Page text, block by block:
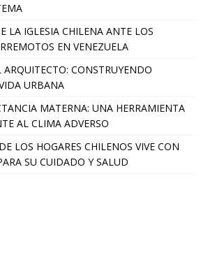
LA IGLESIA CHILENA ANTE LOS
EN VENEZUELA
CONSTRUYENDO
URBANA
MATERNA: UNA HERRAMIENTA
AL CLIMA ADVERSO
LOS HOGARES CHILENOS VIVE CON
SU CUIDADO Y SALUD